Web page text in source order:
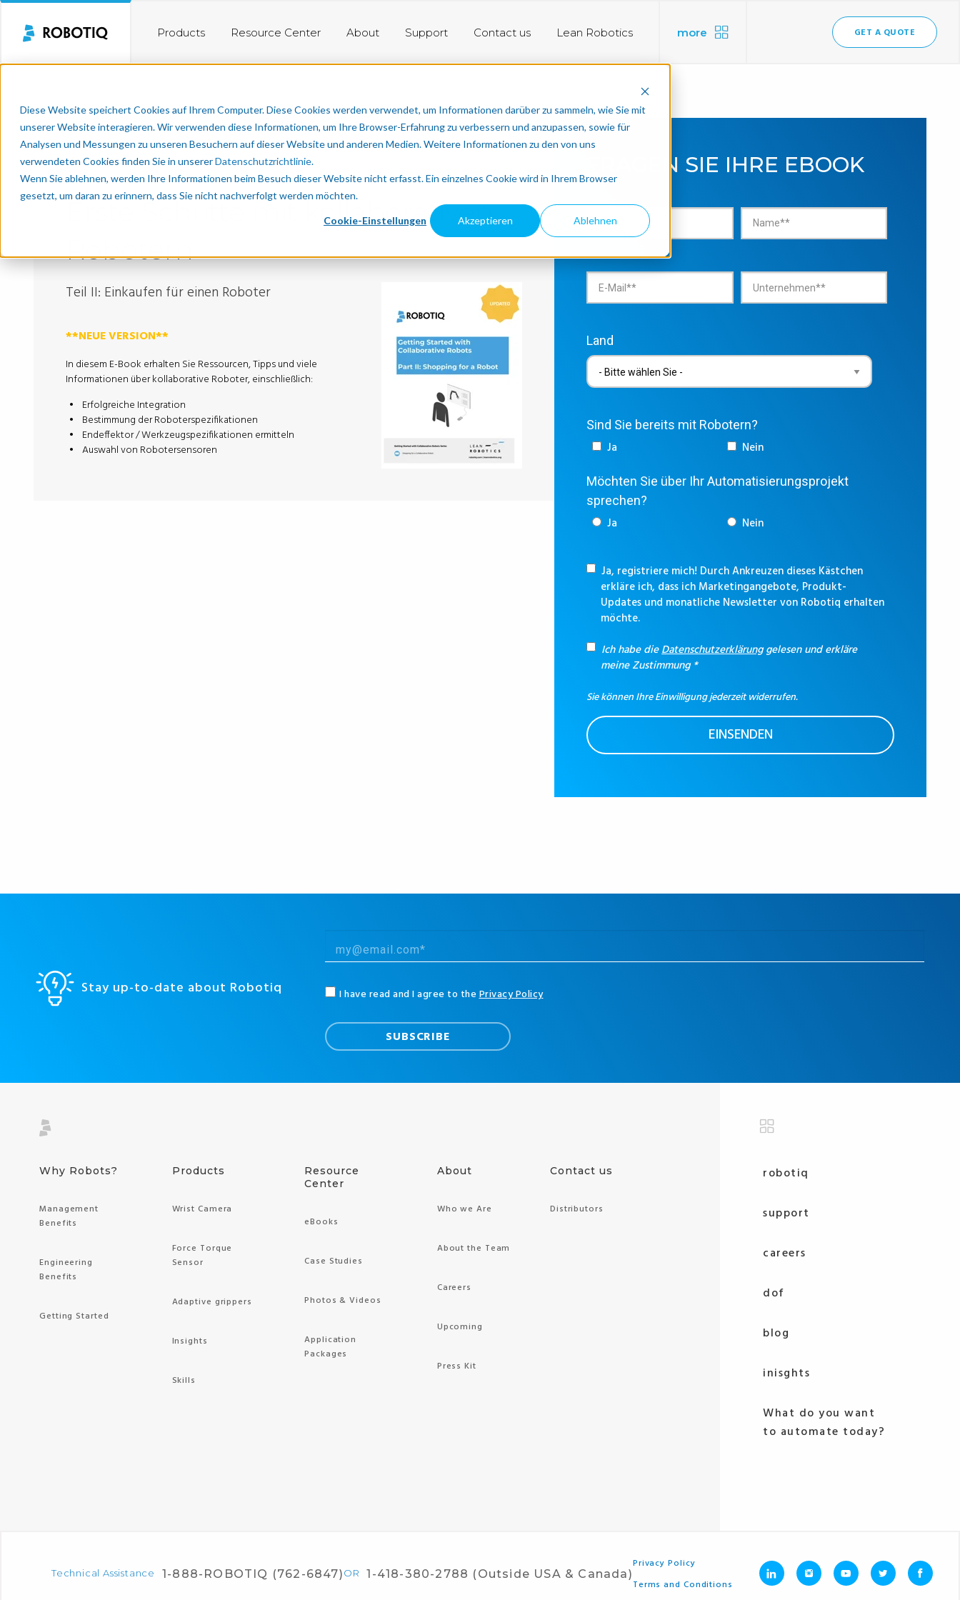
Diese Website speichert Cookies auf Ihrem Computer. Diese Cookies werden verwendet, um Informationen darüber zu sammeln, wie Sie mit
unserer Website interagieren. Wir verwenden diese Informationen, um Ihre Browser-Erfahrung zu verbessern und anzupassen, sowie für
Analysen und Messungen zu unseren Besuchern auf dieser Website und anderen Medien. Weitere Informationen zu den von uns
verwendeten Cookies finden Sie in unsererDatenschutzrichtlinie.
Wenn Sie ablehnen, werden Ihre Informationen beim Besuch dieser Website nicht erfasst. Ein einzelnes Cookie wird in Ihrem Browser
gesetzt, um daran zu erinnern, dass Sie nicht nachverfolgt werden möchten.
Cookie-Einstellungen Akzeptieren Ablehnen
Products Resource Center About Support Contact us Lean Robotics more GET A QUOTE
Erste Schritte mit kollaborativen
Robotern
Teil II: Einkaufen für einen Roboter
**NEUE VERSION**
In diesem E-Book erhalten Sie Ressourcen, Tipps und viele
Informationen über kollaborative Roboter, einschließlich:
Erfolgreiche Integration
Bestimmung der Roboterspezifikationen
Endeffektor / Werkzeugspezifikationen ermitteln
Auswahl von Robotersensoren
FRAGEN SIE IHRE EBOOK
Land
Sind Sie bereits mit Robotern?
Ja Nein
Möchten Sie über Ihr Automatisierungsprojekt
sprechen?
Ja Nein
Ja, registriere mich! Durch Ankreuzen dieses Kästchen
erkläre ich, dass ich Marketingangebote, Produkt-
Updates und monatliche Newsletter von Robotiq erhalten
möchte.
Ich habe dieDatenschutzerklärunggelesen und erkläre
meine Zustimmung*
Sie können Ihre Einwilligung jederzeit widerrufen.
Stay up-to-date about Robotiq I have read and I agree to thePrivacy Policy
Why Robots?
Management
Benefits
Engineering
Benefits
Getting Started
Products
Wrist Camera
Force Torque
Sensor
Adaptive grippers
Insights
Skills
Resource
Center
eBooks
Case Studies
Photos & Videos
Application
Packages
About
Who we Are
About the Team
Careers
Upcoming
Press Kit
Contact us
Distributors
robotiq
support
careers
dof
blog
inisghts
What do you want
to automate today?
Technical Assistance 1-888-ROBOTIQ (762-6847)OR 1-418-380-2788 (Outside USA & Canada)
Privacy Policy
Terms and Conditions